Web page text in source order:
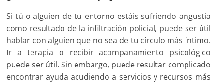
Si tú o alguien de tu entorno estáis sufriendo angustia
como resultado de la infiltración policial, puede ser útil
hablar con alguien que no sea de tu círculo más íntimo.
Ir a terapia o recibir acompañamiento psicológico
puede ser útil. Sin embargo, puede resultar complicado
encontrar ayuda acudiendo a servicios y recursos más